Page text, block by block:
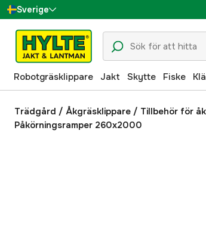
Sverige
Danmark
Suomi
Norge
Deutschland
Robotgräsklippare Jakt Skytte Fiske
Trädgård / Åkgräsklippare / Tillbehör för
Påkörningsramper 260x2000